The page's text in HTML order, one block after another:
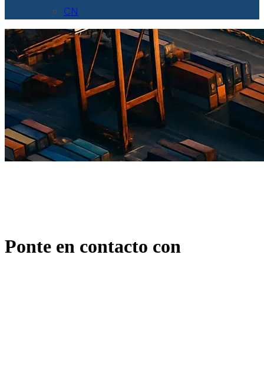
CN
Ponte en contacto con